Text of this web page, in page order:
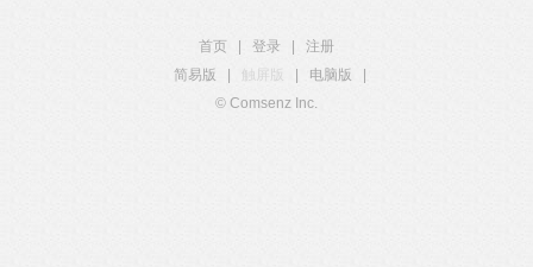
首页 登录
注册
简易版
触屏版 电脑版
© Comsenz Inc.